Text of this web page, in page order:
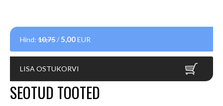
Hind: 10,75/ 5,00EUR
LISA OSTUKORVI
SEOTUD TOOTED